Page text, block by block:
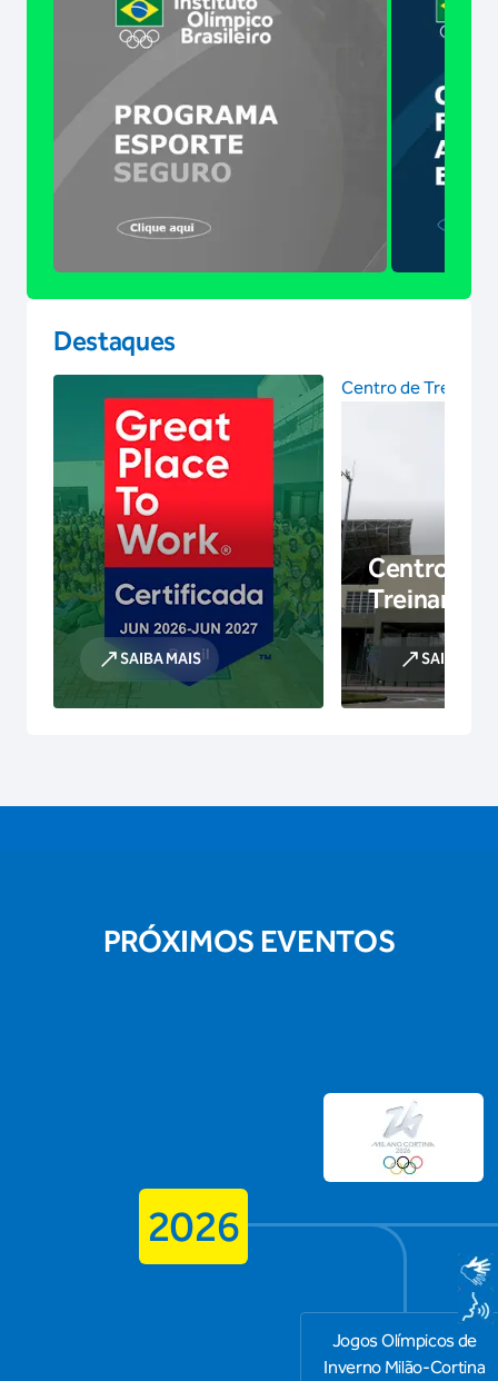
Destaques
SAIBA MAIS
Centro de
Centro de
SAIBA
PRÓXIMOS EVENTOS
2026
Jogos Olímpicos de
Inverno Milão-Cortina